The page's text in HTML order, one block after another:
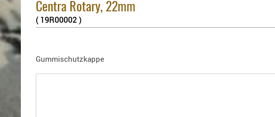
Kopfschutz
Tragesysteme
Grundplatten
Holster
Holster
Centra Rotary, 22mm
( 19R00002 )
Gummischutzkappe